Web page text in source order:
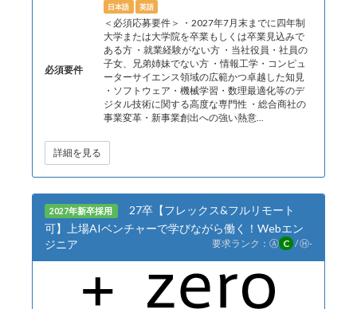
日本語 英語
必須要件
＜必須応募要件＞ ・2027年7月末までに四年制
大学または大学院を卒業もしくは卒業見込みで
ある方 ・就業経験がない方 ・当社役員・社員の
子女、兄弟姉妹でない方 ・情報工学・コンピュ
ーターサイエンス領域の広範かつ卓越した知見
・ソフトウェア・機械学習・数理最適化等のデ
ジタル技術に関する高度な専門性 ・総合商社の
事業変革・新事業創出への強い熱意...
詳細を見る
2027年新卒採用
27卒【フレックス&フルリモート
可】上場AIベンチャーで学びながら働く！Webエン
ジニア
要求ランク： Ⓐ C /Ⓗ-